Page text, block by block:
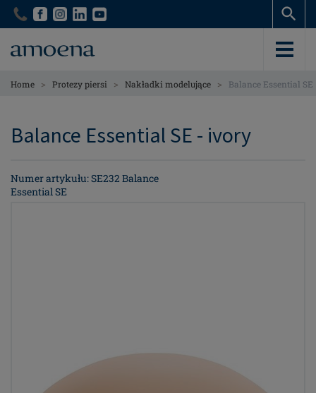
Skip
content
Skip
content
Home > Protezy piersi > Nakładki modelujące > Balance Essential SE
Balance Essential SE - ivory
Numer artykułu: SE232 Balance
Essential SE